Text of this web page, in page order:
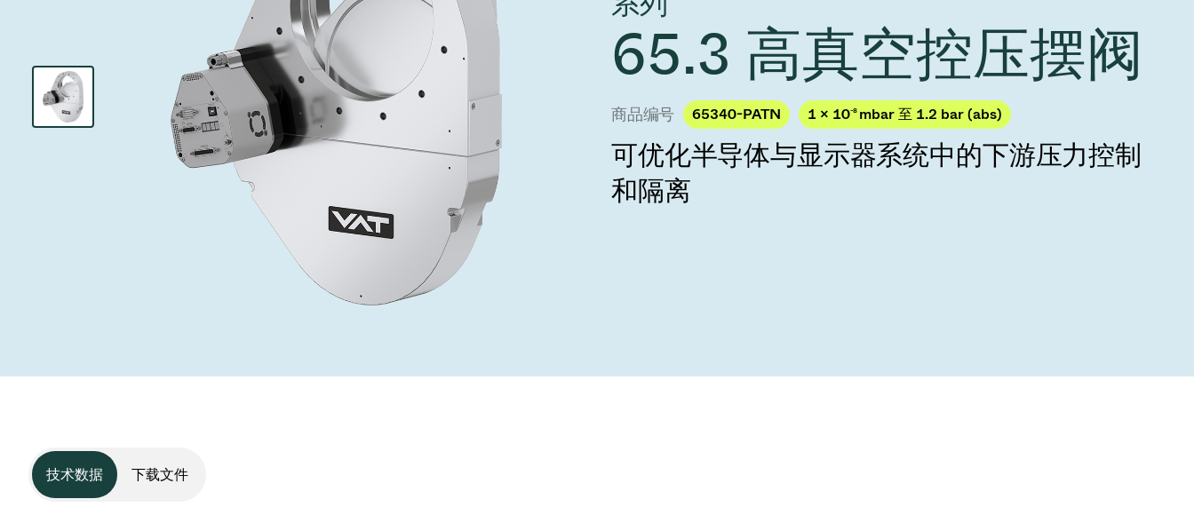
Semicon Taiwan 2026
year 2026 Results
Ad hoc announcement pursuant to Art. 53
LR
Ad hoc announcement pursuant to Art. 53
LR
泄压/排气阀
气体计量/漏气阀
3位置真空阀
真空止回阀
快关 / 束流阻挡器阀
真空传输阀
离子植入术
化学气相沉积
OLED喷墨打印
半导体无尘系统
真空干燥
真空灭菌
药品冷冻干燥
研究
您的应用
Analyst coverage
Contact for investors
News services
供应链管理
65.3 高真空控压摆阀
商品编号 65340-PATN 1 × 10-8 mbar 至 1.2 bar (abs)
可优化半导体与显示器系统中的下游压力控制
和隔离
技术数据 下载文件